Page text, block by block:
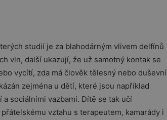
studií je za blahodárným vlivem delfínů
vln, další ukazují, že už samotný kontak se
vycítí, zda má člověk tělesný nebo duševní
zejména u dětí, které jsou například
sociálními vazbami. Dítě se tak učí
vztahu s terapeutem, kamarády i